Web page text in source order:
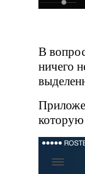
В
ничего
которую